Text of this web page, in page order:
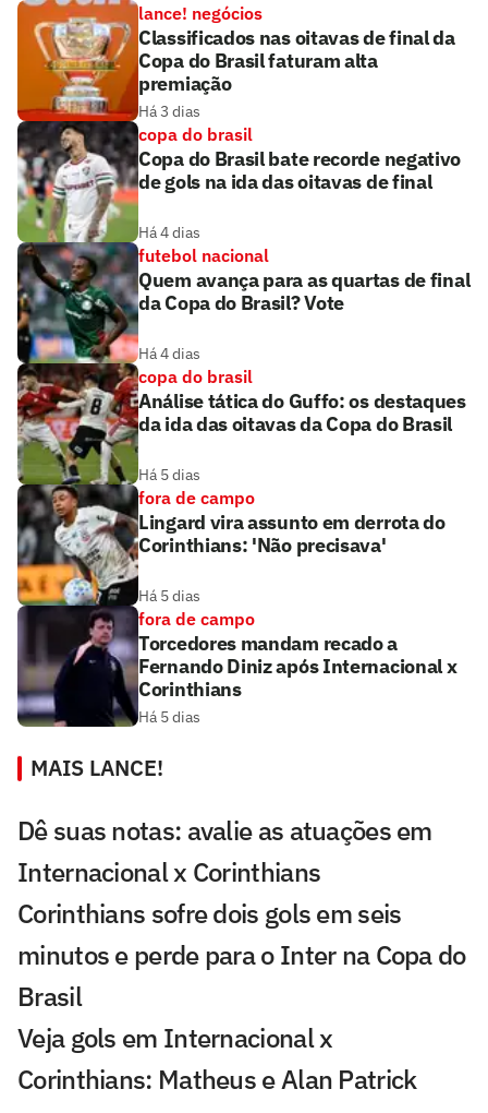
lance! negócios
Classificados nas oitavas de final da
Copa do Brasil faturam alta
premiação
Há 3 dias
copa do brasil
Copa do Brasil bate recorde negativo
de gols na ida das oitavas de final
Há 4 dias
futebol nacional
Quem avança para as quartas de final
da Copa do Brasil? Vote
Há 4 dias
copa do brasil
Análise tática do Guffo: os destaques
da ida das oitavas da Copa do Brasil
Há 5 dias
fora de campo
Lingard vira assunto em derrota do
Corinthians: 'Não precisava'
Há 5 dias
fora de campo
Torcedores mandam recado a
Fernando Diniz após Internacional x
Corinthians
Há 5 dias
MAIS LANCE!
Dê suas notas: avalie as atuações em
Internacional x Corinthians
Corinthians sofre dois gols em seis
minutos e perde para o Inter na Copa do
Brasil
Veja gols em Internacional x
Corinthians: Matheus e Alan Patrick